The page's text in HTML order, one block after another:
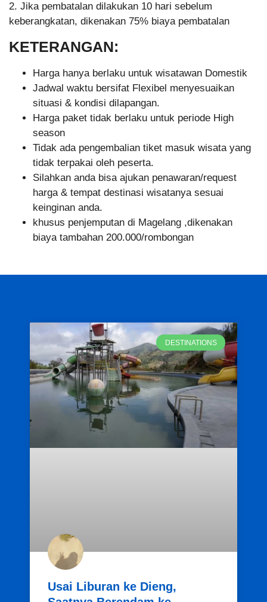
2. Jika pembatalan dilakukan 10 hari sebelum
keberangkatan, dikenakan 75% biaya pembatalan
KETERANGAN:
Harga hanya berlaku untuk wisatawan Domestik
Jadwal waktu bersifat Flexibel menyesuaikan
situasi & kondisi dilapangan.
Harga paket tidak berlaku untuk periode High
season
Tidak ada pengembalian tiket masuk wisata yang
tidak terpakai oleh peserta.
Silahkan anda bisa ajukan penawaran/request
harga & tempat destinasi wisatanya sesuai
keinginan anda.
khusus penjemputan di Magelang ,dikenakan
biaya tambahan 200.000/rombongan
DESTINATIONS
Usai Liburan ke Dieng,